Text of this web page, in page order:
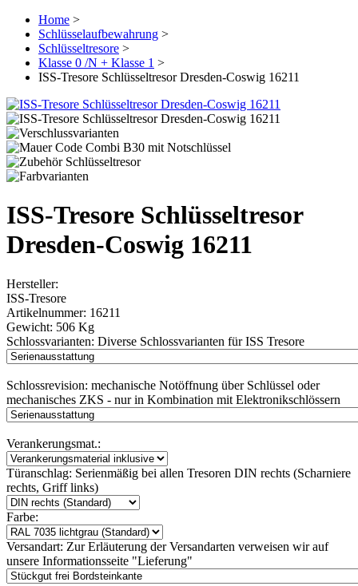
Home >
Schlüsselaufbewahrung >
Schlüsseltresore >
Klasse 0 /N + Klasse 1 >
ISS-Tresore Schlüsseltresor Dresden-Coswig 16211
ISS-Tresore Schlüsseltresor
Dresden-Coswig 16211
Hersteller:
ISS-Tresore
Artikelnummer: 16211
Gewicht: 506 Kg
Schlossvarianten: Diverse Schlossvarianten für ISS Tresore
Schlossrevision: mechanische Notöffnung über Schlüssel oder
mechanisches ZKS - nur in Kombination mit Elektronikschlössern
Verankerungsmat.:
Türanschlag: Serienmäßig bei allen Tresoren DIN rechts (Scharniere
rechts, Griff links)
Farbe:
Versandart: Zur Erläuterung der Versandarten verweisen wir auf
unsere Informationsseite "Lieferung"